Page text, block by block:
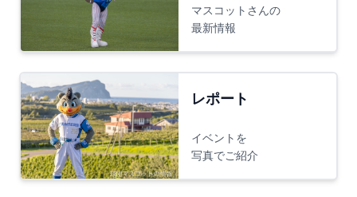
マスコットさんの
最新情報
レポート
イベントを
写真でご紹介